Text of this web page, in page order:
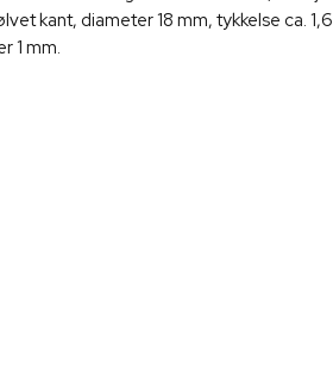
kant, diameter 18 mm, tykkelse ca. 1,6
1 mm.